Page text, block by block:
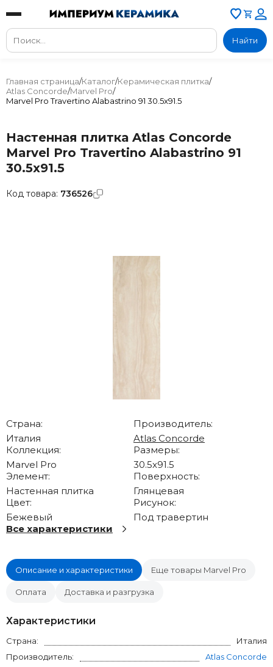
Найти
Главная страница/Каталог/Керамическая плитка/
Atlas Concorde/Marvel Pro/
Marvel Pro Travertino Alabastrino 91 30.5x91.5
Настенная плитка Atlas Concorde
Marvel Pro Travertino Alabastrino 91
30.5x91.5
Страна:
Италия
Производитель:
Atlas Concorde
Коллекция:
Marvel Pro
Размеры:
30.5x91.5
Элемент:
Настенная плитка
Поверхность:
Глянцевая
Цвет:
Бежевый
Рисунок:
Под травертин
Все характеристики
Описание и характеристики Еще товары Marvel Pro
Оплата Доставка и разгрузка
Характеристики
Страна:
Италия
Производитель:
Atlas Concorde
Код товара: 736526